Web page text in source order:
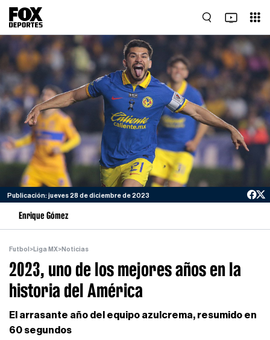
Publicación: jueves 28 de diciembre de 2023
Enrique Gómez
Futbol >Liga MX>Noticias
2023, uno de los mejores años en la
historia del América
El arrasante año del equipo azulcrema, resumido en
60 segundos